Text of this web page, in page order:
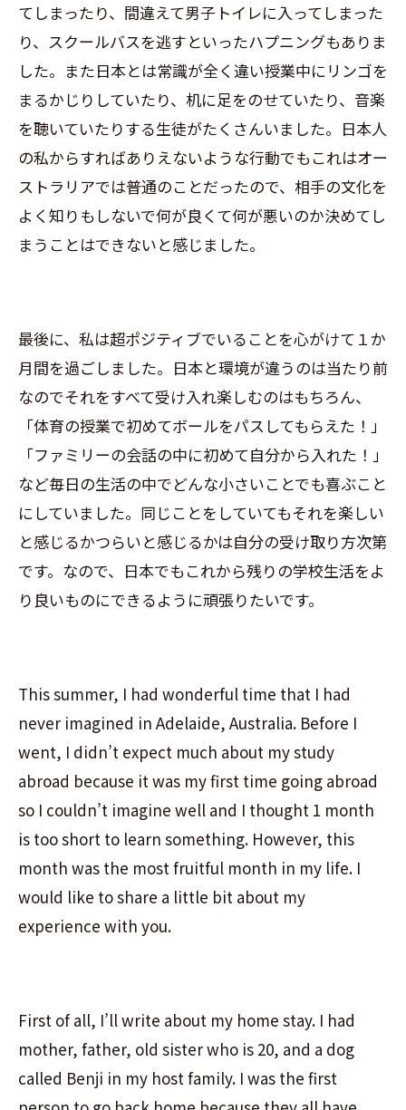
てしまったり、間違えて男子トイレに入ってしまった
り、スクールバスを逃すといったハプニングもありま
した。また日本とは常識が全く違い授業中にリンゴを
まるかじりしていたり、机に足をのせていたり、音楽
を聴いていたりする生徒がたくさんいました。日本人
の私からすればありえないような行動でもこれはオー
ストラリアでは普通のことだったので、相手の文化を
よく知りもしないで何が良くて何が悪いのか決めてし
まうことはできないと感じました。
最後に、私は超ポジティブでいることを心がけて１か
月間を過ごしました。日本と環境が違うのは当たり前
なのでそれをすべて受け入れ楽しむのはもちろん、
「体育の授業で初めてボールをパスしてもらえた！」
「ファミリーの会話の中に初めて自分から入れた！」
など毎日の生活の中でどんな小さいことでも喜ぶこと
にしていました。同じことをしていてもそれを楽しい
と感じるかつらいと感じるかは自分の受け取り方次第
です。なので、日本でもこれから残りの学校生活をよ
り良いものにできるように頑張りたいです。
This summer, I had wonderful time that I had
never imagined in Adelaide, Australia. Before I
went, I didn’t expect much about my study
abroad because it was my first time going abroad
so I couldn’t imagine well and I thought 1 month
is too short to learn something. However, this
month was the most fruitful month in my life. I
would like to share a little bit about my
experience with you.
First of all, I’ll write about my home stay. I had
mother, father, old sister who is 20, and a dog
called Benji in my host family. I was the first